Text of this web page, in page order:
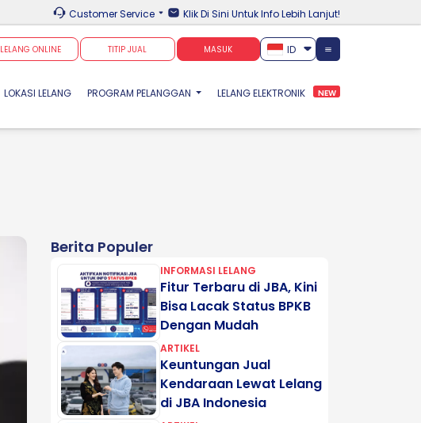
Customer Service Klik Di Sini Untuk Info Lebih Lanjut!
LELANG ONLINE TITIP JUAL MASUK ID
LOKASI LELANG PROGRAM PELANGGAN LELANG ELEKTRONIK NEW
Berita Populer
INFORMASI LELANG
Fitur Terbaru di JBA, Kini
Bisa Lacak Status BPKB
Dengan Mudah
ARTIKEL
Keuntungan Jual
Kendaraan Lewat Lelang
di JBA Indonesia